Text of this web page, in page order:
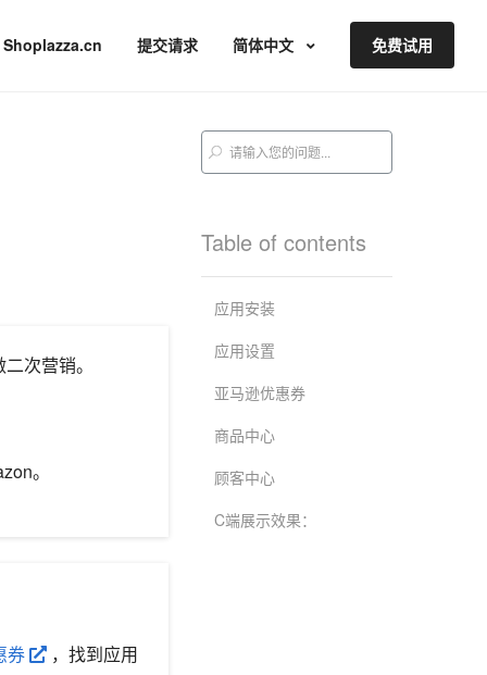
Shoplazza.cn 提交请求 简体中文 免费试用
次营销。
。
券 ，找到应用
Table of contents
应用安装
应用设置
亚马逊优惠券
商品中心
顾客中心
C端展示效果：